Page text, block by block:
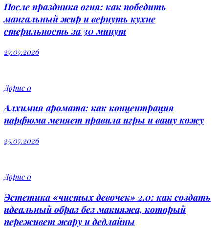
После праздника огня: как победить
мангальный жир и вернуть кухне
стерильность за 30 минут
27.07.2026
Дорис0
Алхимия аромата: как концентрация
парфюма меняет правила игры и вашу кожу
25.07.2026
Дорис0
Эстетика «чистых девочек» 2.0: как создать
идеальный образ без макияжа, который
переживет жару и дедлайны